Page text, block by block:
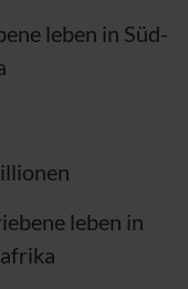
leben in Süd-
leben in